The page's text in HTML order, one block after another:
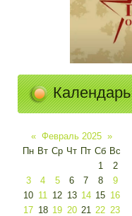
Календарь
« Февраль 2025 »
Пн Вт Ср Чт Пт Сб Вс
1
2
3
4 5 6 7 8
9
10 11 12 13 14 15 16
17 18 19 20 21 22 23